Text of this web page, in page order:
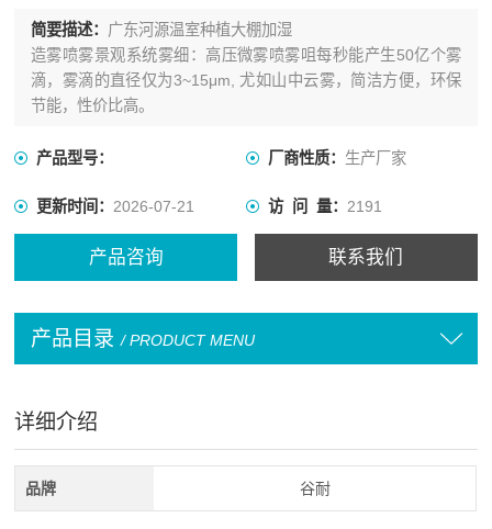
简要描述： 广东河源温室种植大棚加湿
造雾喷雾景观系统雾细：高压微雾喷雾咀每秒能产生50亿个雾
滴，雾滴的直径仅为3~15μm, 尤如山中云雾，简洁方便，环保
节能，性价比高。
产品型号： 厂商性质： 生产厂家
更新时间：2026-07-21 访 问 量： 2191
产品咨询 联系我们
产品目录 / PRODUCT MENU
详细介绍
品牌 谷耐